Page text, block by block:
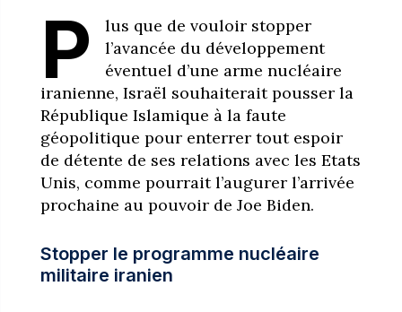
P
lus que de vouloir stopper
l’avancée du développement
éventuel d’une arme nucléaire
iranienne, Israël souhaiterait pousser la
République Islamique à la faute
géopolitique pour enterrer tout espoir
de détente de ses relations avec les Etats
Unis, comme pourrait l’augurer l’arrivée
prochaine au pouvoir de Joe Biden.
Stopper le programme nucléaire
militaire iranien